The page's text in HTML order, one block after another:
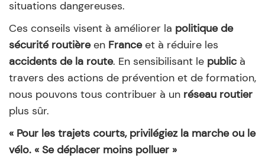
situations dangereuses.
Ces conseils visent à améliorer la politique de
sécurité routièreen Franceet à réduire les
accidents de la route. En sensibilisant le public à
travers des actions de prévention et de formation,
nous pouvons tous contribuer à un réseau routier
plus sûr.
« Pour les trajets courts, privilégiez la marche ou le
vélo. « Se déplacer moins polluer »